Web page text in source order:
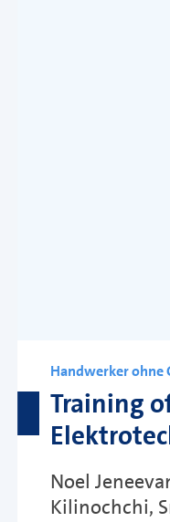
Handwerker ohne
Training
Noel
Kilinochchi,